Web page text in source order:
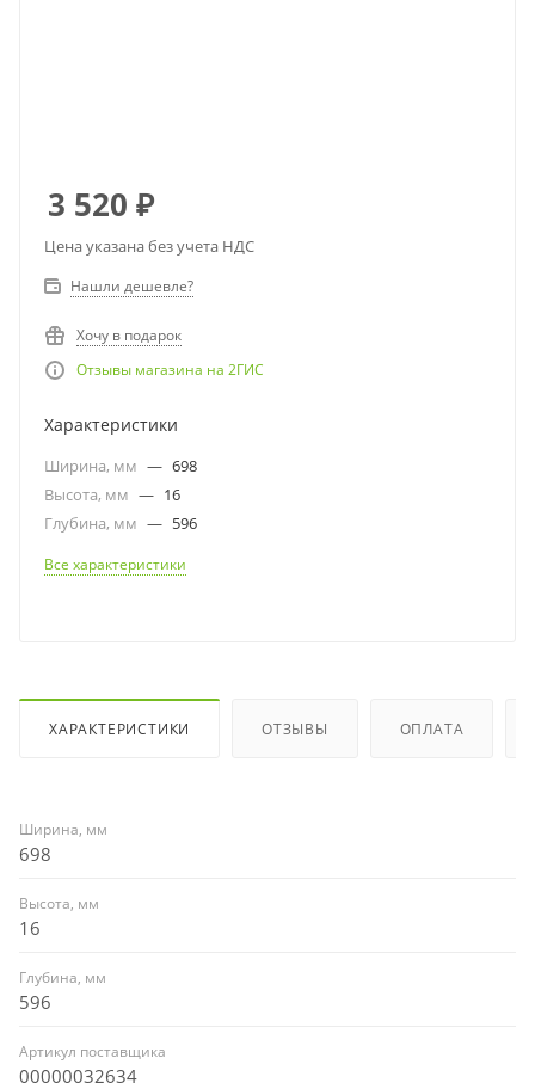
3 520 ₽
Цена указана без учета НДС
Нашли дешевле?
Хочу в подарок
Отзывы магазина на 2ГИС
Характеристики
Ширина, мм — 698
Высота, мм — 16
Глубина, мм — 596
Все характеристики
ХАРАКТЕРИСТИКИ ОТЗЫВЫ ОПЛАТА
Ширина, мм
698
Высота, мм
16
Глубина, мм
596
Артикул поставщика
00000032634